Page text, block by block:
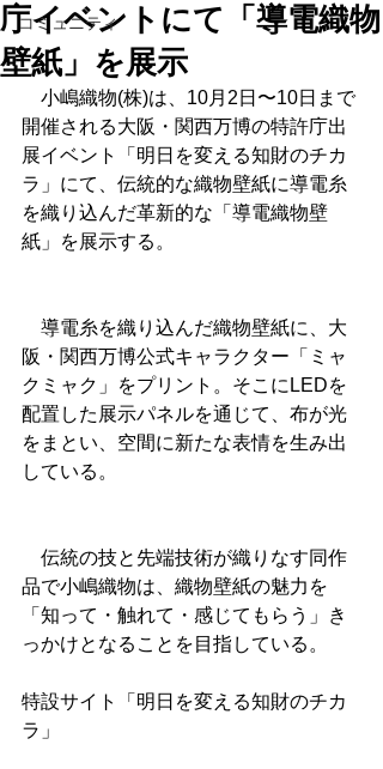
コミュニティ
庁イベントにて「導電織物
壁紙」を展示
小嶋織物(株)は、10月2日〜10日まで
開催される大阪・関西万博の特許庁出
展イベント「明日を変える知財のチカ
ラ」にて、伝統的な織物壁紙に導電糸
を織り込んだ革新的な「導電織物壁
紙」を展示する。
導電糸を織り込んだ織物壁紙に、大
阪・関西万博公式キャラクター「ミャ
クミャク」をプリント。そこにLEDを
配置した展示パネルを通じて、布が光
をまとい、空間に新たな表情を生み出
している。
伝統の技と先端技術が織りなす同作
品で小嶋織物は、織物壁紙の魅力を
「知って・触れて・感じてもらう」き
っかけとなることを目指している。
特設サイト「明日を変える知財のチカ
ラ」